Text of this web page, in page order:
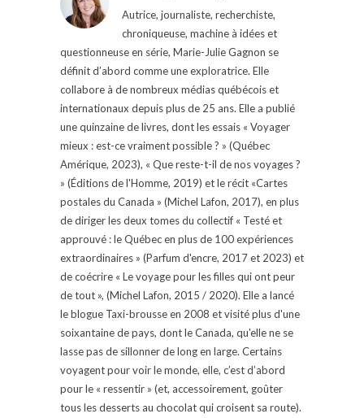
Autrice, journaliste, recherchiste,
chroniqueuse, machine à idées et
questionneuse en série, Marie-Julie Gagnon se
définit d’abord comme une exploratrice. Elle
collabore à de nombreux médias québécois et
internationaux depuis plus de 25 ans. Elle a publié
une quinzaine de livres, dont les essais « Voyager
mieux : est-ce vraiment possible ? » (Québec
Amérique, 2023), « Que reste-t-il de nos voyages ?
» (Éditions de l'Homme, 2019) et le récit «Cartes
postales du Canada » (Michel Lafon, 2017), en plus
de diriger les deux tomes du collectif « Testé et
approuvé : le Québec en plus de 100 expériences
extraordinaires » (Parfum d'encre, 2017 et 2023) et
de coécrire « Le voyage pour les filles qui ont peur
de tout », (Michel Lafon, 2015 / 2020). Elle a lancé
le blogue Taxi-brousse en 2008 et visité plus d'une
soixantaine de pays, dont le Canada, qu'elle ne se
lasse pas de sillonner de long en large. Certains
voyagent pour voir le monde, elle, c’est d’abord
pour le « ressentir » (et, accessoirement, goûter
tous les desserts au chocolat qui croisent sa route).